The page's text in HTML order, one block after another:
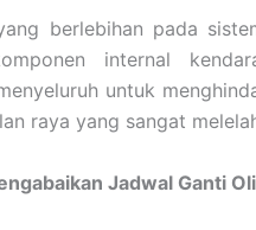
berlebihan pada
internal
untuk
raya yang sangat
Jadwal Ganti